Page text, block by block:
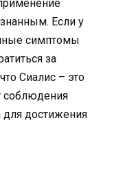
Если у
симптомы
за
Сиалис – это
соблюдения
для достижения